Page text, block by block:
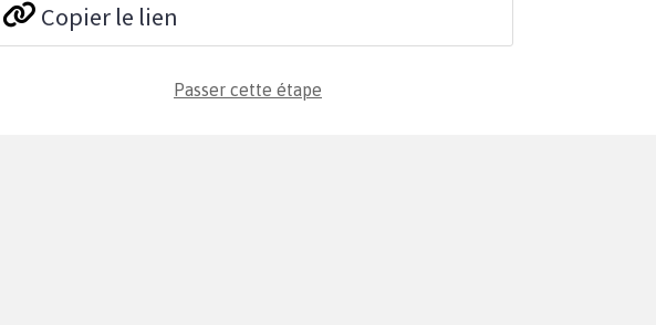
Copier le lien
Passer cette étape